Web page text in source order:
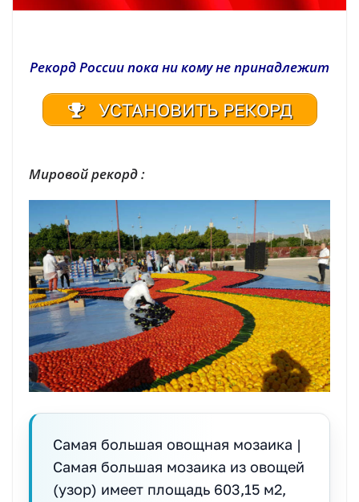
Рекорд России пока ни кому не принадлежит
УСТАНОВИТЬ РЕКОРД
Мировой рекорд :
Самая большая овощная мозаика |
Самая большая мозаика из овощей
(узор) имеет площадь 603,15 м2,